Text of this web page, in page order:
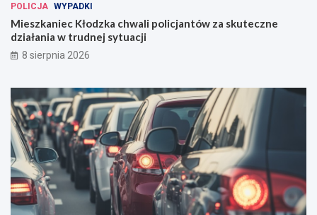
POLICJA WYPADKI
Mieszkaniec Kłodzka chwali policjantów za skuteczne
działania w trudnej sytuacji
8 sierpnia 2026